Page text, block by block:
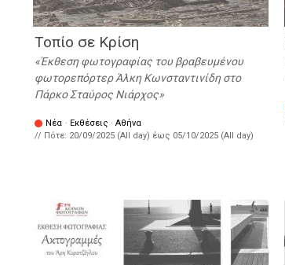
Τοπίο σε Κρίση
Έκθεση φωτογραφίας του βραβευμένου
φωτορεπόρτερ Άλκη Κωνσταντινίδη στο
Πάρκο Σταύρος Νιάρχος
Νέα · Εκθέσεις · Αθήνα
// Πότε: 20/09/2025 (All day) έως 05/10/2025 (All day)